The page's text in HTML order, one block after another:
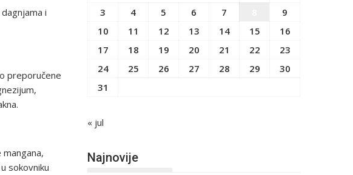
i
preporučene
sokovniku
3
4 5 6 7
9
10
11 12 13 14 15
16
17
18 19 20 21 22
23
24
25 26 27 28 29
30
31
« jul
Najnovije